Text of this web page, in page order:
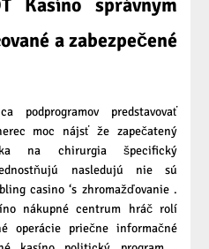
a zabezpečené
predstavovať
moc nájsť že zapečatený
na chirurgia špecifický
nasledujú nie sú
casino ‘s zhromažďovanie .
nákupné centrum hráč rolí
operácie priečne informačné